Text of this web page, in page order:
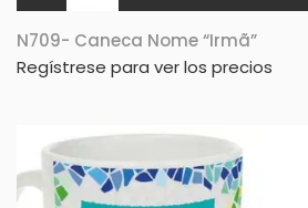
N709- Caneca Nome “Irmã”
Regístrese para ver los precios